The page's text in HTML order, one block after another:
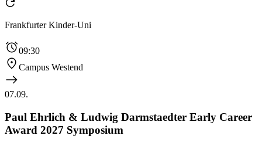
Frankfurter Kinder-Uni
09:30
Campus Westend
07.09.
Paul Ehrlich & Ludwig Darmstaedter Early Career
Award 2027 Symposium